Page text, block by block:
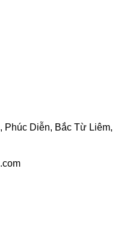
Phúc Diễn, Bắc Từ Liêm,